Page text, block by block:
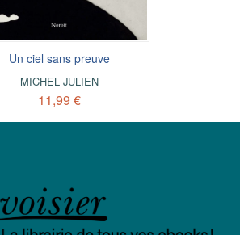
Un ciel sans preuve
MICHEL JULIEN
11,99 €